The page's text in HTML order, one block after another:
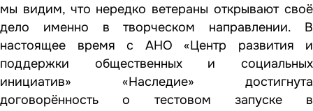
мы видим, что нередко ветераны открывают своё
дело именно в творческом направлении. В
настоящее время с АНО «Центр развития и
поддержки общественных и социальных
инициатив» «Наследие» достигнута
договорённость о тестовом запуске в